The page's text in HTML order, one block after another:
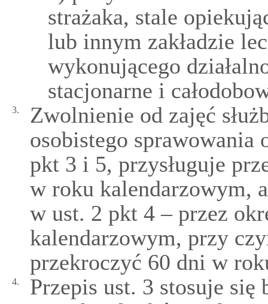
strażaka, stale
lub innym zakładzie
wykonującego
stacjonarne i
3.
Zwolnienie od zajęć
osobistego
pkt 3 i 5, przysługuje
w roku kalendarzowym,
w ust. 2 pkt 4 – przez
kalendarzowym, przy
przekroczyć 60 dni w
4.
Przepis ust. 3 stosuje